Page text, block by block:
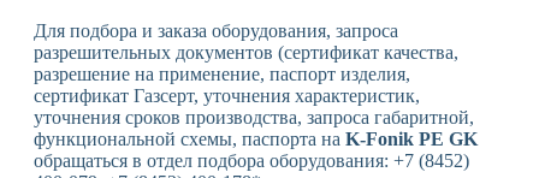
Для подбора и заказа оборудования, запроса
разрешительных документов (сертификат качества,
разрешение на применение, паспорт изделия,
сертификат Газсерт, уточнения характеристик,
уточнения сроков производства, запроса габаритной,
функциональной схемы, паспорта на K-Fonik PE GK
обращаться в отдел подбора оборудования: +7 (8452)